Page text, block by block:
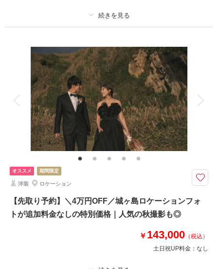
撮影料 新婦衣装1着 新郎衣装1着
着付け ヘアメイク 小物一式
アルバム データ 100 カット 台紙付写真
衣装追加 会食 挙式
家族と撮影 家族用衣装レンタル ペットと撮影
その他含むもの
100カットデータ（納期約3週間/レタッチ済）・ヘアメイク・撮影アテン
ド・アクセサリー類レンタル・ブーケ＆ブートニアレンタル・ベールレンタ
ル
8月までのお問い合わせでお得に♩◆ひと月3組までの特別価格 ￥121,000
⚫︎江ノ島周辺ロケーション
⚫︎データ：約100カット（色味補正等レタッチ済）
⚫︎衣装：国内外からセレクトしたドレスより１着お選び下さい
オススメ 期間限定
洋装 ロケーション
【先取り予約】＼4万円OFF／城ヶ島ロケーションフォ
トが追加料金なしの特別価格｜人気の秋撮影も◎
￥ 143,000 （税込）
土日祝UP料金： なし